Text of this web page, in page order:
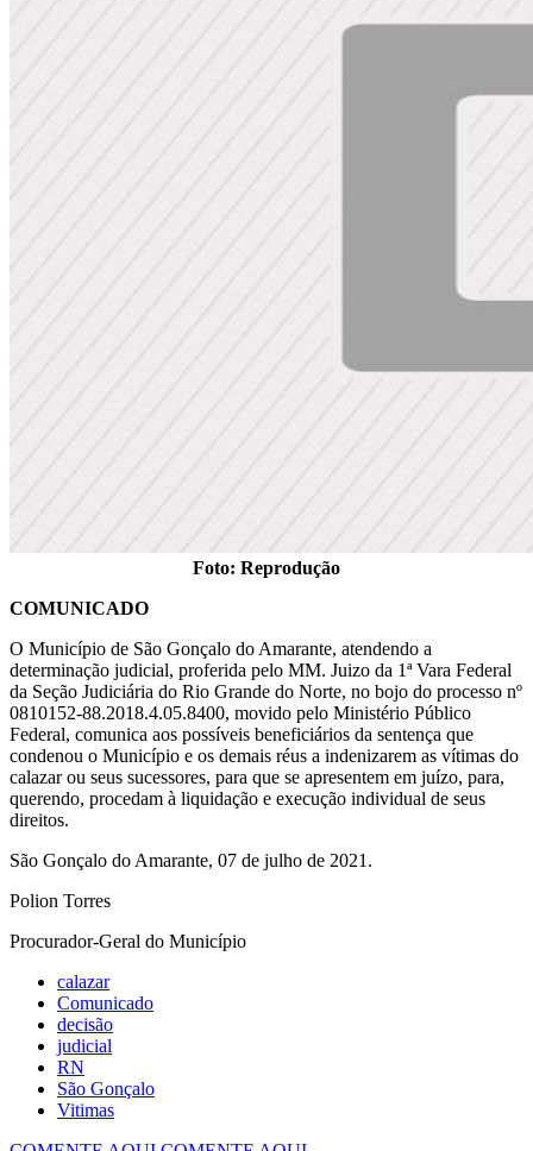
Foto: Reprodução
COMUNICADO
O Município de São Gonçalo do Amarante, atendendo a
determinação judicial, proferida pelo MM. Juizo da 1ª Vara Federal
da Seção Judiciária do Rio Grande do Norte, no bojo do processo nº
0810152-88.2018.4.05.8400, movido pelo Ministério Público
Federal, comunica aos possíveis beneficiários da sentença que
condenou o Município e os demais réus a indenizarem as vítimas do
calazar ou seus sucessores, para que se apresentem em juízo, para,
querendo, procedam à liquidação e execução individual de seus
direitos.
São Gonçalo do Amarante, 07 de julho de 2021.
Polion Torres
Procurador-Geral do Município
calazar
Comunicado
decisão
judicial
RN
São Gonçalo
Vitimas